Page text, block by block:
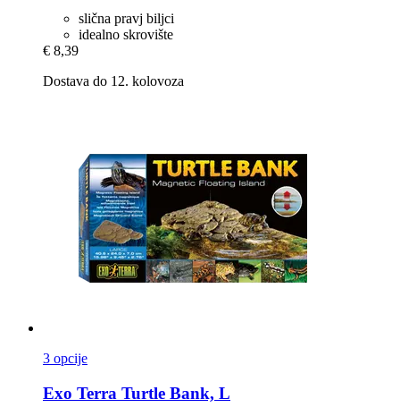
slična pravj biljci
idealno skrovište
€ 8,39
Dostava do 12. kolovoza
3 opcije
Exo Terra Turtle Bank, L